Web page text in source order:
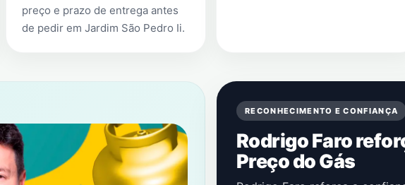
preço e prazo de entrega antes
de pedir em Jardim São Pedro Ii.
RECONHECIMENTO E CONFIANÇA
Rodrigo Faro
Preço do Gás